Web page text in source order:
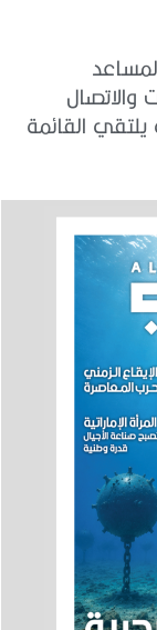
والاتصال
يلتقي القائمة